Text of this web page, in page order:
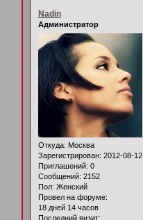
Nadin
Администратор
Откуда: Москва
Зарегистрирован: 2012-08-12
Приглашений: 0
Сообщений: 2152
Пол: Женский
Провел на форуме:
18 дней 14 часов
Последний визит: